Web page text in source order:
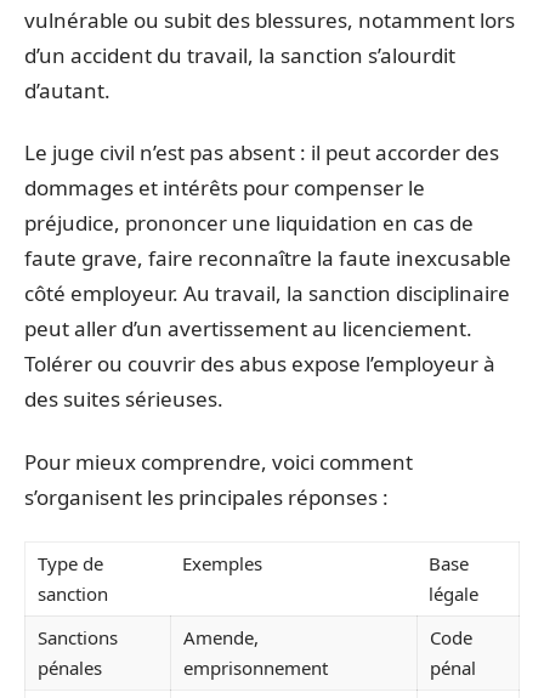
vulnérable ou subit des blessures, notamment lors
d’un accident du travail, la sanction s’alourdit
d’autant.
Le juge civil n’est pas absent : il peut accorder des
dommages et intérêts pour compenser le
préjudice, prononcer une liquidation en cas de
faute grave, faire reconnaître la faute inexcusable
côté employeur. Au travail, la sanction disciplinaire
peut aller d’un avertissement au licenciement.
Tolérer ou couvrir des abus expose l’employeur à
des suites sérieuses.
Pour mieux comprendre, voici comment
s’organisent les principales réponses :
Type de
sanction
Exemples
Base
légale
Sanctions
pénales
Amende,
emprisonnement
Code
pénal